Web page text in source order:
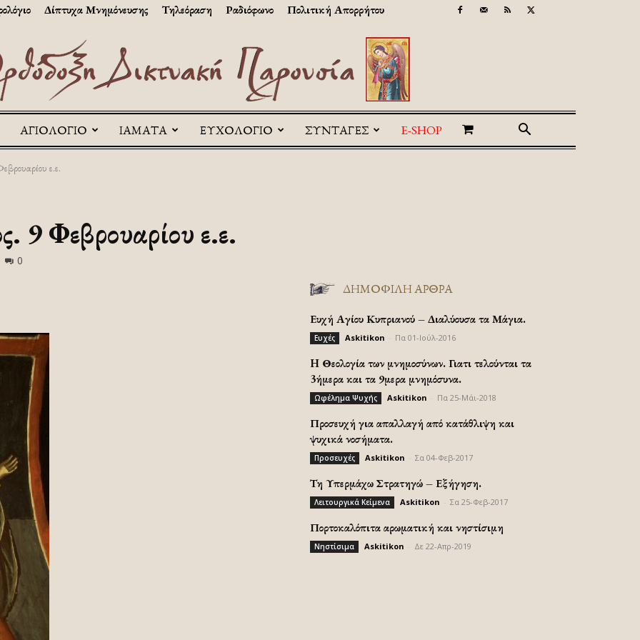
Δίπτυχα Μνημόνευσης Τηλεόραση Ραδιόφωνο Πολιτική Απορρήτου
Askitikon
ΑΓΙΟΛΟΓΙΟ ΙΑΜΑΤΑ ΕΥΧΟΛΟΓΙΟ ΣΥΝΤΑΓΕΣ E-SHOP
ε.ε.
9 Φεβρουαρίου ε.ε.
0
ΔΗΜΟΦΙΛΗ ΑΡΘΡΑ
Ευχή Αγίου Κυπριανού – Διαλύουσα τα Μάγια.
Ευχές Askitikon Πα 01-Ιούλ-2016
H Θεολογία των μνημοσύνων. Γιατι τελούνται τα
3ήμερα και τα 9μερα μνημόσυνα.
Ωφέλημα Ψυχής Askitikon Πα 25-Μάι-2018
Προσευχή για απαλλαγή από κατάθλιψη και
ψυχικά νοσήματα.
Προσευχές Askitikon Σα 04-Φεβ-2017
Τη Υπερμάχω Στρατηγώ – Εξήγηση.
Λειτουργικά Κείμενα Askitikon Σα 25-Φεβ-2017
Πορτοκαλόπιτα αρωματική και νηστίσιμη
Νηστίσιμα Askitikon Δε 22-Απρ-2019